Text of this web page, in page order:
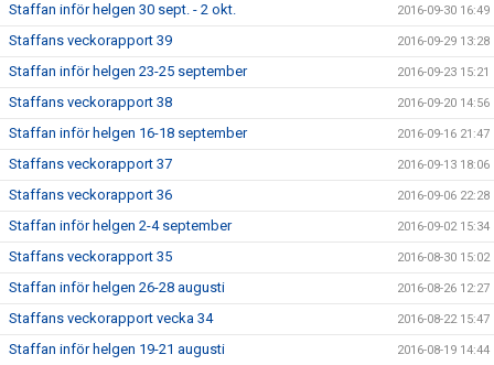
Staffan inför helgen 30 sept. - 2 okt. 2016-09-30 16:49
Staffans veckorapport 39 2016-09-29 13:28
Staffan inför helgen 23-25 september 2016-09-23 15:21
Staffans veckorapport 38 2016-09-20 14:56
Staffan inför helgen 16-18 september 2016-09-16 21:47
Staffans veckorapport 37 2016-09-13 18:06
Staffans veckorapport 36 2016-09-06 22:28
Staffan inför helgen 2-4 september 2016-09-02 15:34
Staffans veckorapport 35 2016-08-30 15:02
Staffan inför helgen 26-28 augusti 2016-08-26 12:27
Staffans veckorapport vecka 34 2016-08-22 15:47
Staffan inför helgen 19-21 augusti 2016-08-19 14:44